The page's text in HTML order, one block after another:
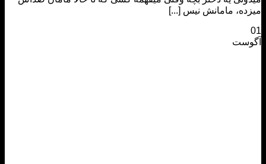
میزده، مامانش نیس [...]
01
آگوست